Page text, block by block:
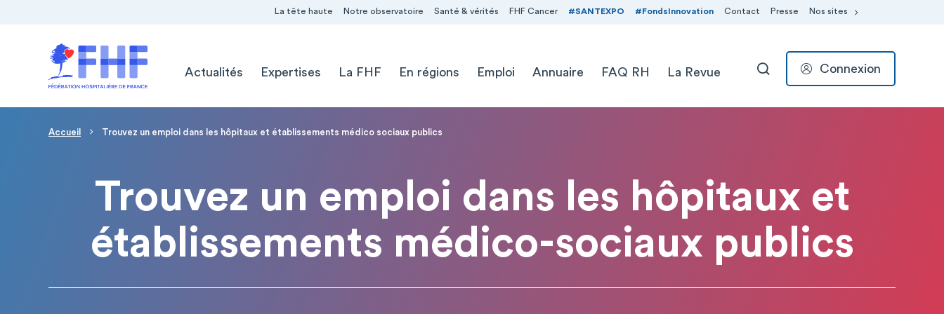
La tête haute Notre observatoire Santé & vérités FHF Cancer #SANTEXPO #FondsInnovation Contact Presse Nos sites
Actualités
Expertises La FHF En régions Emploi Annuaire FAQ RH La Revue RECHERCHER
Connexion
Page d'accueil
Fil d'Ariane
Accueil Trouvez un emploi dans les hôpitaux et établissements médico sociaux publics
Trouvez un emploi dans les hôpitaux et
établissements médico-sociaux publics